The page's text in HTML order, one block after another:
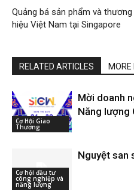
Quảng bá sản phẩm và thương
hiệu Việt Nam tại Singapore
RELATED ARTICLES
Cơ Hội Giao
Thương
Mời doanh
Năng lượng
Cơ hội đầu tư
công nghiệp và
năng lượng
Nguyệt san